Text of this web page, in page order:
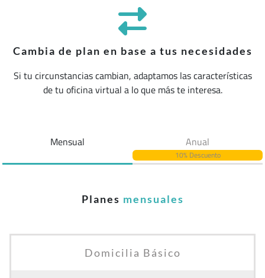
Cambia de plan en base a tus necesidades
Si tu circunstancias cambian, adaptamos las características
de tu oficina virtual a lo que más te interesa.
Mensual Anual
10% Descuento
Planes mensuales
Domicilia Básico